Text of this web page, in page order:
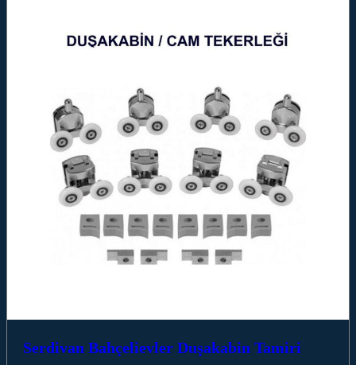
Serdivan Bahçelievler Duşakabin Tamiri